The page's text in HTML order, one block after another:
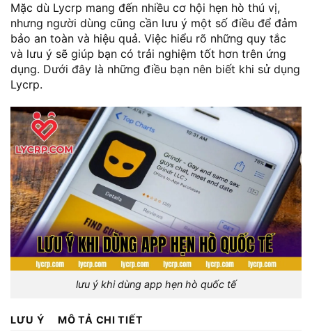
Mặc dù Lycrp mang đến nhiều cơ hội hẹn hò thú vị,
nhưng người dùng cũng cần lưu ý một số điều để đảm
bảo an toàn và hiệu quả. Việc hiểu rõ những quy tắc
và lưu ý sẽ giúp bạn có trải nghiệm tốt hơn trên ứng
dụng. Dưới đây là những điều bạn nên biết khi sử dụng
Lycrp.
lưu ý khi dùng app hẹn hò quốc tế
LƯU Ý
MÔ TẢ CHI TIẾT